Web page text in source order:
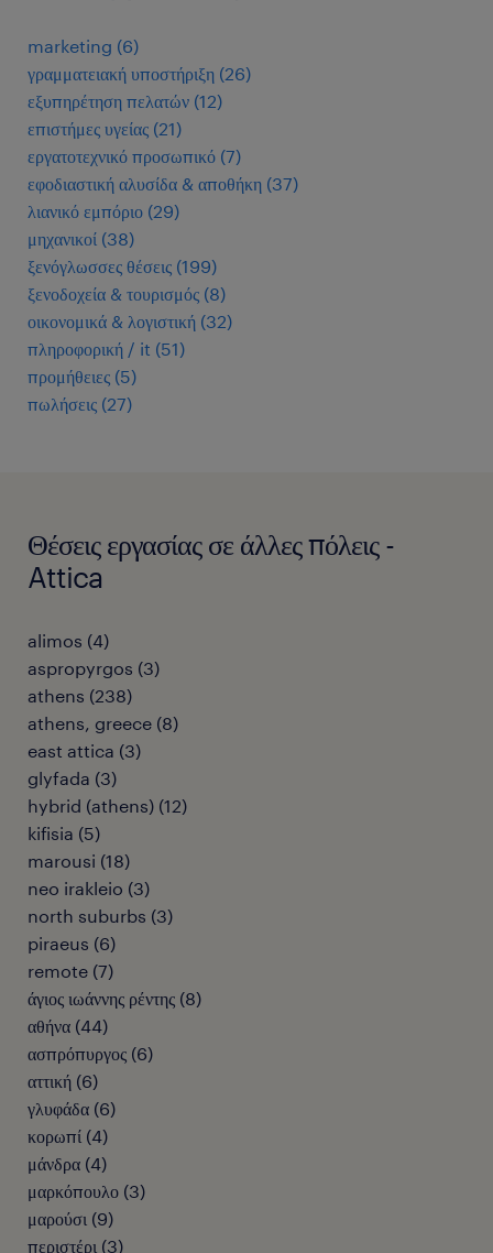
marketing (6)
γραμματειακή υποστήριξη (26)
εξυπηρέτηση πελατών (12)
επιστήμες υγείας (21)
εργατοτεχνικό προσωπικό (7)
εφοδιαστική αλυσίδα & αποθήκη (37)
λιανικό εμπόριο (29)
μηχανικοί (38)
ξενόγλωσσες θέσεις (199)
ξενοδοχεία & τουρισμός (8)
οικονομικά & λογιστική (32)
πληροφορική / it (51)
προμήθειες (5)
πωλήσεις (27)
Θέσεις εργασίας σε άλλες πόλεις -
Attica
alimos (4)
aspropyrgos (3)
athens (238)
athens, greece (8)
east attica (3)
glyfada (3)
hybrid (athens) (12)
kifisia (5)
marousi (18)
neo irakleio (3)
north suburbs (3)
piraeus (6)
remote (7)
άγιος ιωάννης ρέντης (8)
αθήνα (44)
ασπρόπυργος (6)
αττική (6)
γλυφάδα (6)
κορωπί (4)
μάνδρα (4)
μαρκόπουλο (3)
μαρούσι (9)
περιστέρι (3)